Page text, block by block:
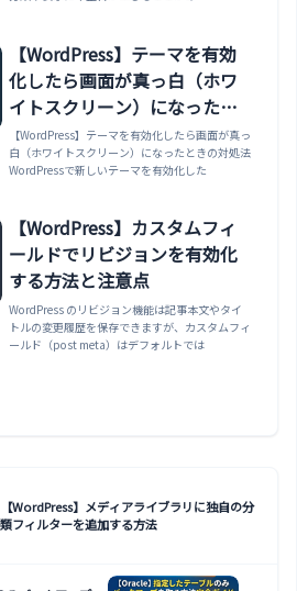
【WordPress】テーマを有効
化したら画面が真っ白（ホワ
イトスクリーン）になったと
きの対処法
【WordPress】テーマを有効化したら画面が真っ
白（ホワイトスクリーン）になったときの対処法
WordPressで新しいテーマを有効化した
【WordPress】カスタムフィ
ールドでリビジョンを有効化
する方法と注意点
WordPress のリビジョン機能は記事本文やタイ
トルの変更履歴を保存できますが、カスタムフィ
ールド（post meta）はデフォルトでは
【WordPress】メディアライブラリに独自の分
類フィルターを追加する方法